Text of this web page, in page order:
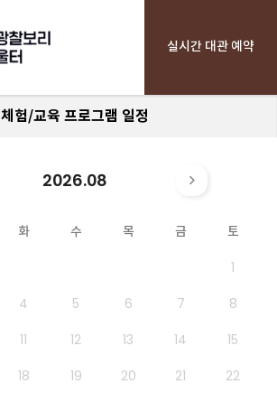
실시간 대관 예약
체험/교육 프로그램 일정
2026.08
화 수 목 금 토
1
4 5 6 7
8
11 12 13 14
15
18 19 20 21
22